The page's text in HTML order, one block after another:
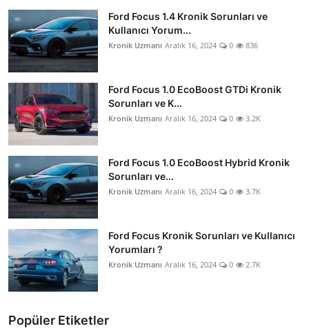
Ford Focus 1.4 Kronik Sorunları ve
Kullanıcı Yorum...
Kronik Uzmanı Aralık 16, 2024 0 836
Ford Focus 1.0 EcoBoost GTDi Kronik
Sorunları ve K...
Kronik Uzmanı Aralık 16, 2024 0 3.2K
Ford Focus 1.0 EcoBoost Hybrid Kronik
Sorunları ve...
Kronik Uzmanı Aralık 16, 2024 0 3.7K
Ford Focus Kronik Sorunları ve Kullanıcı
Yorumları ?
Kronik Uzmanı Aralık 16, 2024 0 2.7K
Popüler Etiketler